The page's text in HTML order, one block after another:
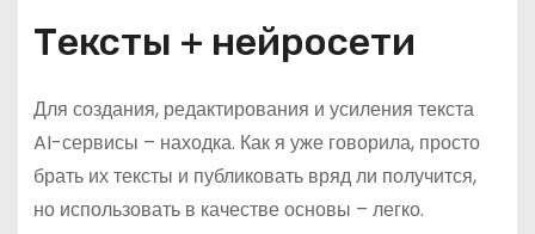
Тексты + нейросети
Для создания, редактирования и усиления текста
AI-сервисы – находка. Как я уже говорила, просто
брать их тексты и публиковать вряд ли получится,
но использовать в качестве основы – легко.